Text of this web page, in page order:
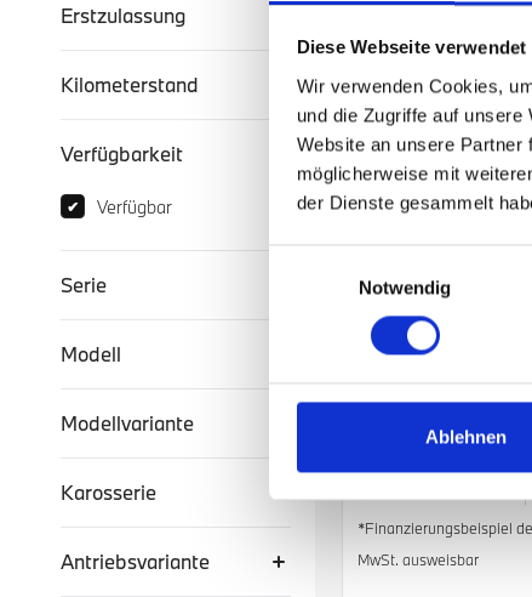
Diese Webseite
Wir verwenden Cookies,
und die Zugriffe auf
Website an unsere Partner
möglicherweise mit
der Dienste gesammelt
Notwendig
Ablehnen
Erstzulassung
Kilometerstand
Verfügbarkeit
Verfügbarkeit
✔ Verfügbar
Serie
Modell
Modellvariante
Karosserie
Antriebsvariante
BMW 120d
*Finanzierungsbeispiel
MwSt. ausweisbar